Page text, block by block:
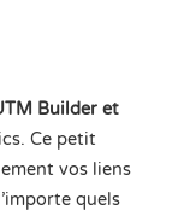
Builder et
Ce petit
vos liens
quels